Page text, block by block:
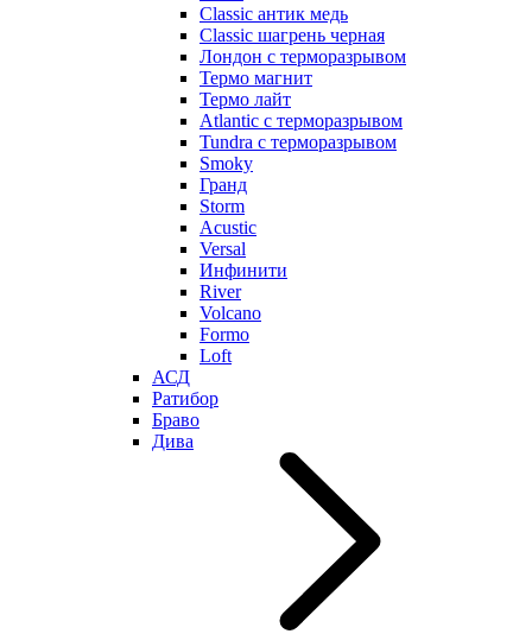
Classic антик медь
Classic шагрень черная
Лондон с терморазрывом
Термо магнит
Термо лайт
Atlantic с терморазрывом
Tundra с терморазрывом
Smoky
Гранд
Storm
Acustic
Versal
Инфинити
River
Volcano
Formo
Loft
АСД
Ратибор
Браво
Дива